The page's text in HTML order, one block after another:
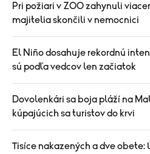
Pri požiari v ZOO zahynuli
majitelia skončili v nemocnici
El Niño dosahuje rekordnú
sú podľa vedcov len začiatok
Dovolenkári sa boja pláží na
kúpajúcich sa turistov do krvi
Tisíce nakazených a dve obete: